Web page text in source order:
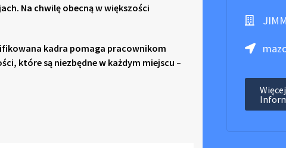
Na chwilę obecną w większości
kadra pomaga pracownikom
które są niezbędne w każdym miejscu –
Więcej